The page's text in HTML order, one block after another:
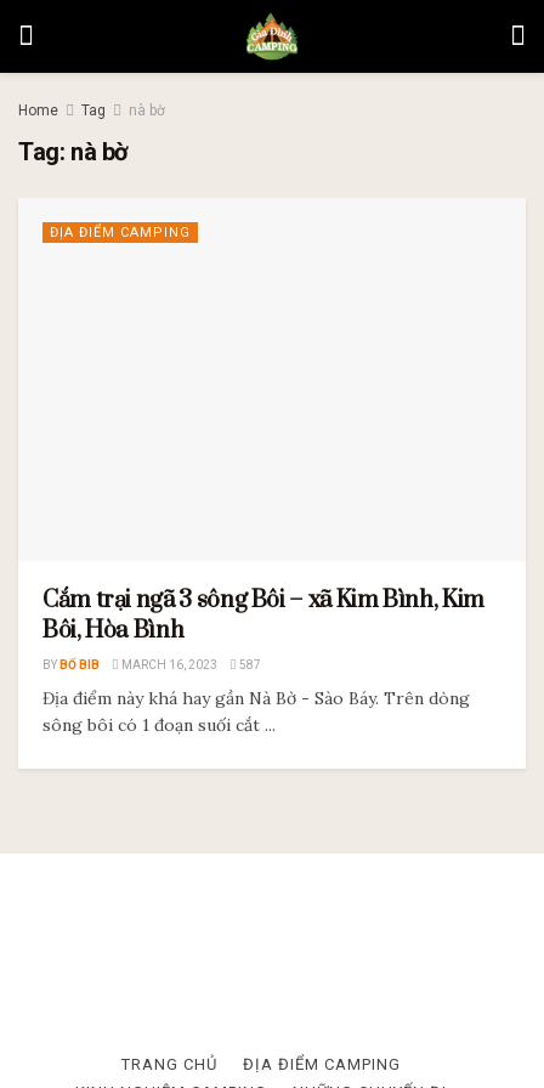
Home Tag nà bờ
Tag: nà bờ
ĐỊA ĐIỂM CAMPING
Cắm trại ngã 3 sông Bôi – xã Kim Bình, Kim
Bôi, Hòa Bình
BY BỐ BIB MARCH 16, 2023 587
Địa điểm này khá hay gần Nà Bờ - Sào Báy. Trên dòng
sông bôi có 1 đoạn suối cắt ...
TRANG CHỦ
ĐỊA ĐIỂM CAMPING